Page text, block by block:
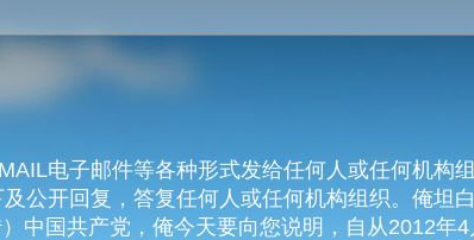
电子邮件等各种形式发给任何人或任何机构组
公开回复，答复任何人或任何机构组织。俺坦
中国共产党，俺今天要向您说明，自从2012年4